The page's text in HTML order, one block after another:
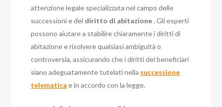
attenzione legale specializzata nel campo delle
successioni e del diritto di abitazione. Gli esperti
possono aiutare a stabilire chiaramente i diritti di
abitazione e risolvere qualsiasi ambiguità o
controversia, assicurando che i diritti dei beneficiari
siano adeguatamente tutelati nella successione
telematica e in accordo con la legge.